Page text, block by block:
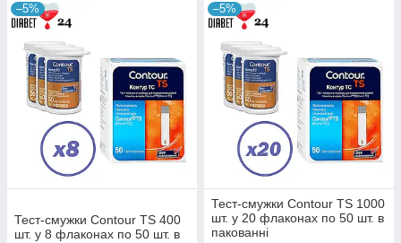
–5%
Тест-смужки Contour TS 400
шт. у 8 флаконах по 50 шт. в
–5%
Тест-смужки Contour TS 1000
шт. у 20 флаконах по 50 шт. в
пакованні